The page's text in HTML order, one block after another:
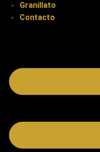
Granillato
Contacto